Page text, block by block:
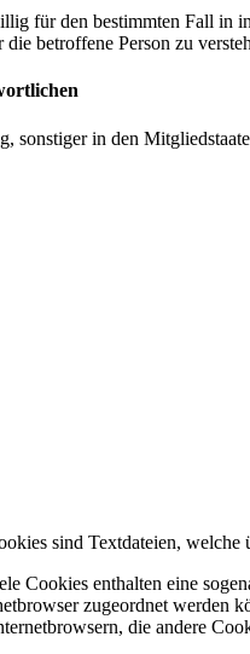
für den bestimmten Fall in
betroffene Person zu
in den
sind Textdateien,
Cookies enthalten eine
zugeordnet werden
die andere